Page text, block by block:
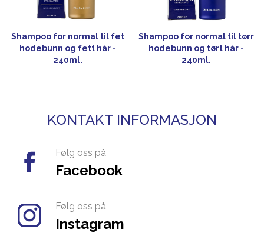
Shampoo for normal til fet
hodebunn og fett hår -
240ml.
Shampoo for normal til tørr
hodebunn og tørt hår -
240ml.
KONTAKT INFORMASJON
Følg oss på
Facebook
Følg oss på
Instagram